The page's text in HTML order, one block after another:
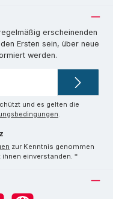
erscheinenden
Ersten sein, über neue
werden.
und es gelten die
.
zur Kenntnis genommen
einverstanden. *